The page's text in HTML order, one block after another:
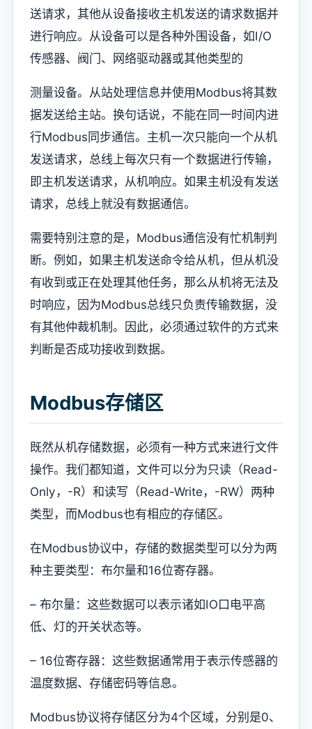
送请求，其他从设备接收主机发送的请求数据并
进行响应。从设备可以是各种外围设备，如I/O
传感器、阀门、网络驱动器或其他类型的
测量设备。从站处理信息并使用Modbus将其数
据发送给主站。换句话说，不能在同一时间内进
行Modbus同步通信。主机一次只能向一个从机
发送请求，总线上每次只有一个数据进行传输，
即主机发送请求，从机响应。如果主机没有发送
请求，总线上就没有数据通信。
需要特别注意的是，Modbus通信没有忙机制判
断。例如，如果主机发送命令给从机，但从机没
有收到或正在处理其他任务，那么从机将无法及
时响应，因为Modbus总线只负责传输数据，没
有其他仲裁机制。因此，必须通过软件的方式来
判断是否成功接收到数据。
Modbus存储区
既然从机存储数据，必须有一种方式来进行文件
操作。我们都知道，文件可以分为只读（Read-
Only，-R）和读写（Read-Write，-RW）两种
类型，而Modbus也有相应的存储区。
在Modbus协议中，存储的数据类型可以分为两
种主要类型：布尔量和16位寄存器。
– 布尔量：这些数据可以表示诸如IO口电平高
低、灯的开关状态等。
– 16位寄存器：这些数据通常用于表示传感器的
温度数据、存储密码等信息。
Modbus协议将存储区分为4个区域，分别是0、